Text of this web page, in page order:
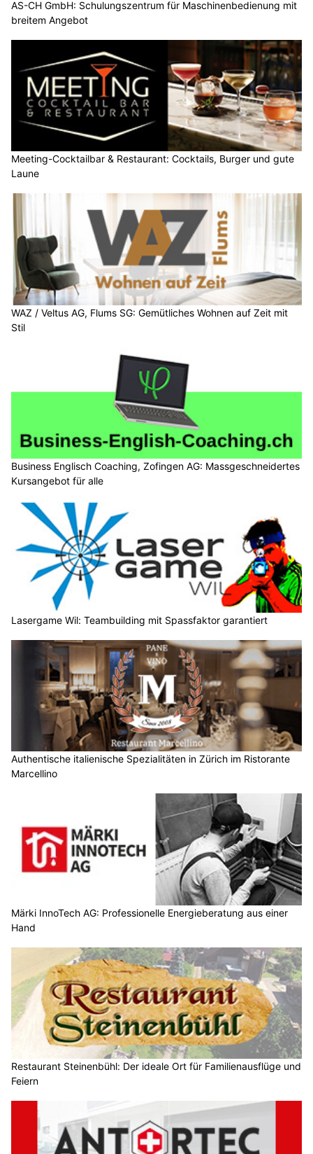
AS-CH GmbH: Schulungszentrum für Maschinenbedienung mit
breitem Angebot
Meeting-Cocktailbar & Restaurant: Cocktails, Burger und gute
Laune
WAZ / Veltus AG, Flums SG: Gemütliches Wohnen auf Zeit mit
Stil
Business Englisch Coaching, Zofingen AG: Massgeschneidertes
Kursangebot für alle
Lasergame Wil: Teambuilding mit Spassfaktor garantiert
Authentische italienische Spezialitäten in Zürich im Ristorante
Marcellino
Märki InnoTech AG: Professionelle Energieberatung aus einer
Hand
Restaurant Steinenbühl: Der ideale Ort für Familienausflüge und
Feiern